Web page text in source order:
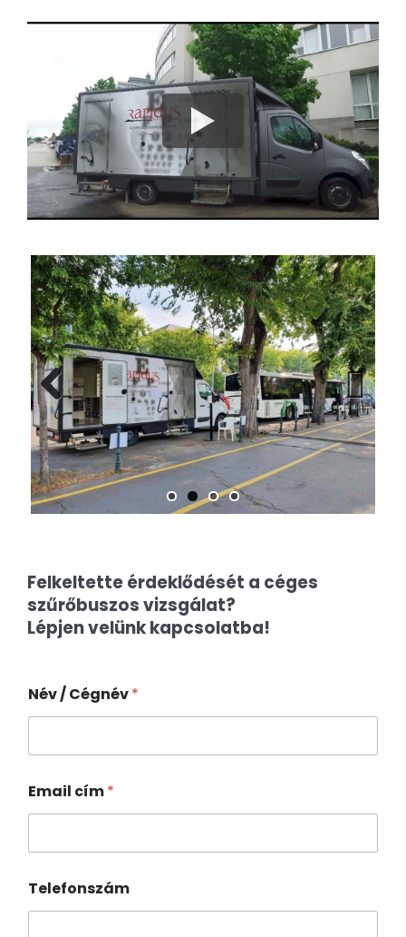
Previous Next
Felkeltette érdeklődését a céges
szűrőbuszos vizsgálat?
Lépjen velünk kapcsolatba!
Név / Cégnév*
Email cím*
Telefonszám